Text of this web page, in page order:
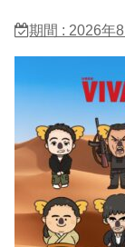
期間 : 2026年